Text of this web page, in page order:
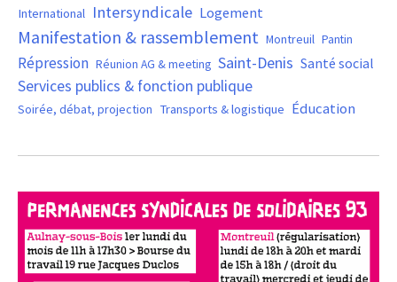
International Intersyndicale Logement
Manifestation & rassemblement Montreuil Pantin
Répression Réunion AG & meeting Saint-Denis Santé social
Services publics & fonction publique
Soirée, débat, projection Transports & logistique Éducation